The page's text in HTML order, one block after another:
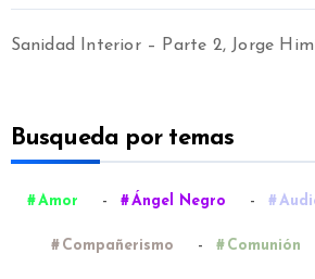
Sanidad Interior – Parte 2, Jorge
Busqueda por temas
Amor - Ángel Negro -
Compañerismo - Comunión